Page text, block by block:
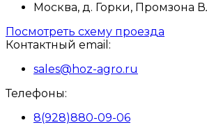
Москва, д. Горки, Промзона
Посмотреть схему проезда
Контактный email:
sales@hoz-agro.ru
Телефоны:
8(928)880-09-06